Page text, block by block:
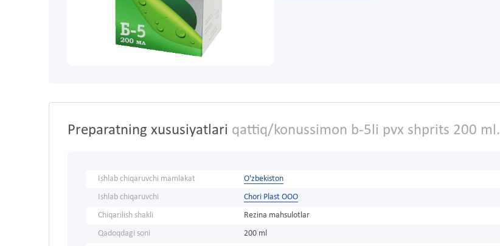
Preparatning xususiyatlari qattiq/konussimon b-5li pvx shprits 200 ml.
Ishlab chiqaruvchi mamlakat
O'zbekiston
Ishlab chiqaruvchi
Chori Plast OOO
Chiqarilish shakli
Rezina mahsulotlar
Qadoqdagi soni
200 ml